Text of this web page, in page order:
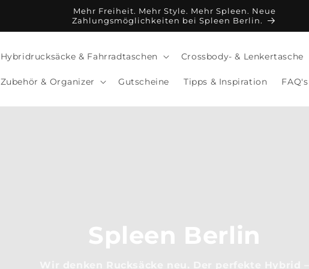
Mehr Freiheit. Mehr Style. Mehr Spleen. Neue
Zahlungsmöglichkeiten bei Spleen Berlin.
Hybridrucksäcke & Fahrradtaschen Crossbody- & Lenkertasche
Zubehör & Organizer Gutscheine Tipps & Inspiration FAQ's
Spleen Berlin